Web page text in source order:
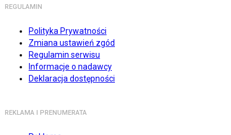
REGULAMIN
Polityka Prywatności
Zmiana ustawień zgód
Regulamin serwisu
Informacje o nadawcy
Deklaracja dostępności
REKLAMA I PRENUMERATA